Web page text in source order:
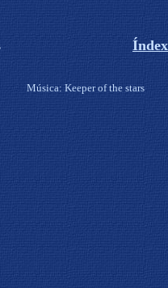
Música: Keeper of the stars